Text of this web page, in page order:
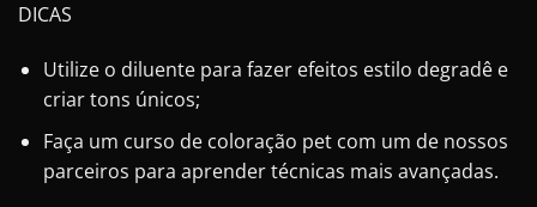
DICAS
Utilize o diluente para fazer efeitos estilo degradê e
criar tons únicos;
Faça um curso de coloração pet com um de nossos
parceiros para aprender técnicas mais avançadas.